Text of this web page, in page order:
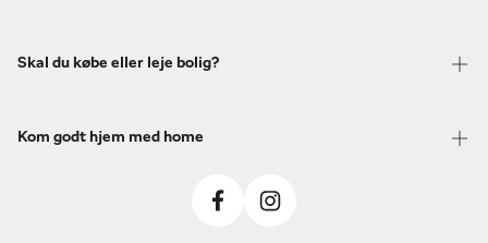
Skal du købe eller leje bolig?
Kom godt hjem med home